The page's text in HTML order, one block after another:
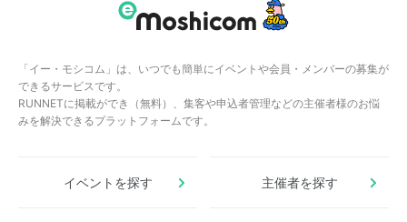
「イー・モシコム」は、いつでも簡単にイベントや会員・メンバーの募集が
できるサービスです。
RUNNETに掲載ができ（無料）、集客や申込者管理などの主催者様のお悩
みを解決できるプラットフォームです。
イベントを探す 主催者を探す